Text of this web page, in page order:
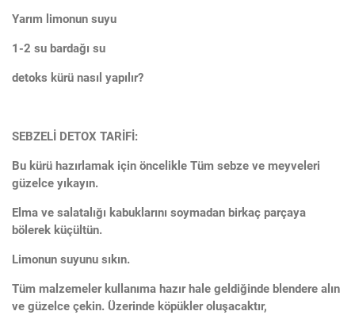
Yarım limonun suyu
1-2 su bardağı su
detoks kürü nasıl yapılır?
SEBZELİ DETOX TARİFİ:
Bu kürü hazırlamak için öncelikle Tüm sebze ve meyveleri
güzelce yıkayın.
Elma ve salatalığı kabuklarını soymadan birkaç parçaya
bölerek küçültün.
Limonun suyunu sıkın.
Tüm malzemeler kullanıma hazır hale geldiğinde blendere alın
ve güzelce çekin. Üzerinde köpükler oluşacaktır,